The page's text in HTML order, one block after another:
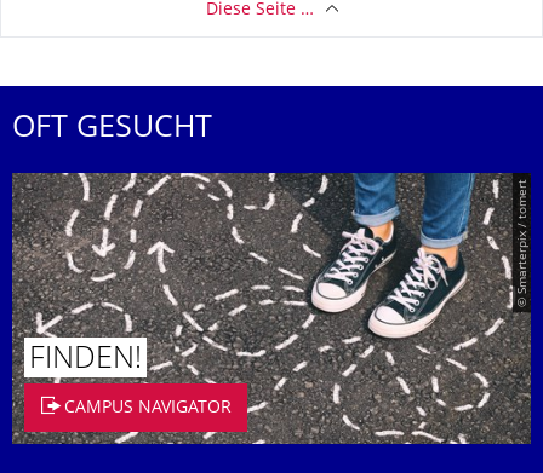
Diese Seite …
OFT GESUCHT
© Smarterpix / tomert
FINDEN!
CAMPUS NAVIGATOR